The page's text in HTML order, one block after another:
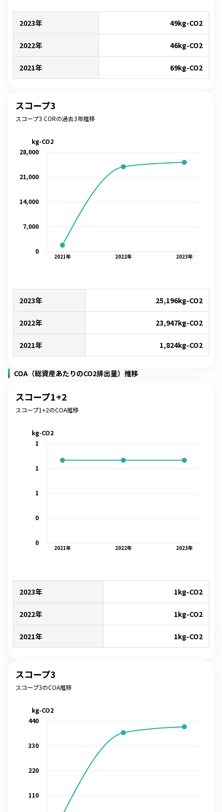
2023年 49kg-CO2
2022年 46kg-CO2
2021年 69kg-CO2
スコープ3
スコープ3 CORの過去3年推移
2021年 2022年 2023年
0
7,000
14,000
21,000
28,000
kg-CO2
2023年 25,196kg-CO2
2022年 23,947kg-CO2
2021年 1,824kg-CO2
COA（総資産あたりのCO2排出量）推移
スコープ1+2
スコープ1+2のCOA推移
2021年 2022年 2023年
0
0
1
1
1
kg-CO2
2023年 1kg-CO2
2022年 1kg-CO2
2021年 1kg-CO2
スコープ3
スコープ3のCOA推移
110
220
330
440
kg-CO2